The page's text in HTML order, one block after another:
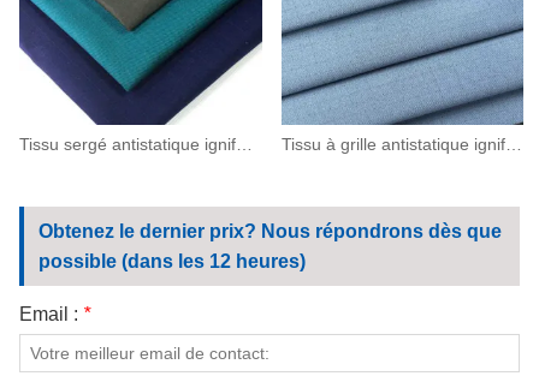
Tissu à grille antistatique ignifuge en aramide 200 (93/5/2)
Obtenez le dernier prix? Nous répondrons dès que
possible (dans les 12 heures)
Email : *